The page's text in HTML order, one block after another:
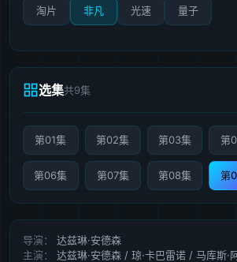
淘片 非凡 光速 量子
选集共9集
第01集 第02集 第03集 第
第06集 第07集 第08集 第
导演：
达兹琳·安德森
主演：
达兹琳·安德森 / 琼·卡巴雷诺 / 马库斯·